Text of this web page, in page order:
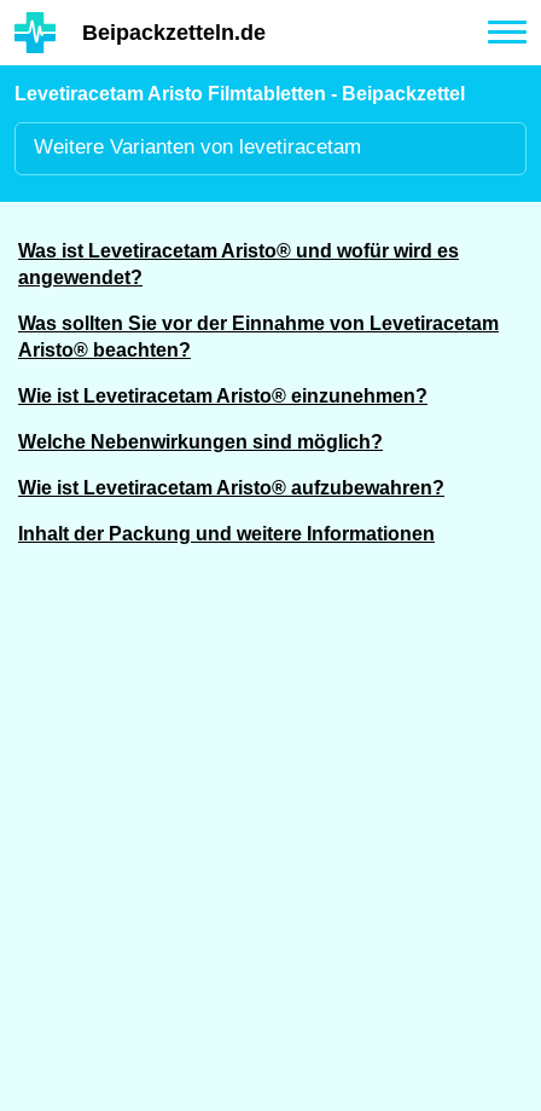
Hauptinhalt
Beipackzetteln.de
Levetiracetam Aristo Filmtabletten - Beipackzettel
Weitere Varianten von levetiracetam
Was ist Levetiracetam Aristo® und wofür wird es
angewendet?
Was sollten Sie vor der Einnahme von Levetiracetam
Aristo® beachten?
Wie ist Levetiracetam Aristo® einzunehmen?
Welche Nebenwirkungen sind möglich?
Wie ist Levetiracetam Aristo® aufzubewahren?
Inhalt der Packung und weitere Informationen